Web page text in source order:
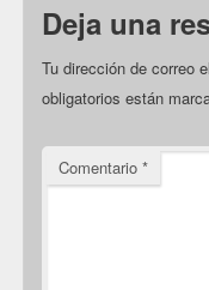
Deja una
Tu dirección de correo
obligatorios están
Comentario*